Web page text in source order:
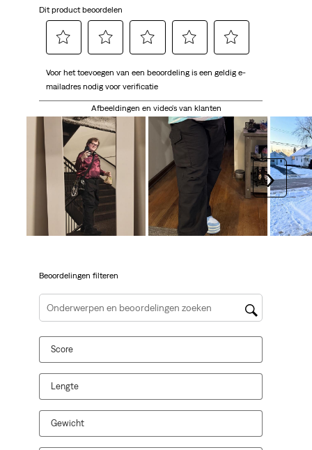
Dit product beoordelen
om
het
beoordelen
met
1
ster.
Hiermee
open
je
om
het
artikel
te
beoordelen
met
2
sterren.
Hiermee
open
je
om
het
artikel
beoordelen
sterren.
Hiermee
open
om
artikel
te
beoordelen
met
4
sterren.
Hiermee
open
je
om
artikel
te
beoordelen
met
sterren.
Hiermee
open
je
Voor het toevoegen van een beoordeling is een geldig e-
mailadres nodig voor verificatie
Afbeeldingen en video's van klanten
Beoordelingen filteren
Onderwerpen en beoordelingen zoeken per regio
Score
Lengte
Gewicht